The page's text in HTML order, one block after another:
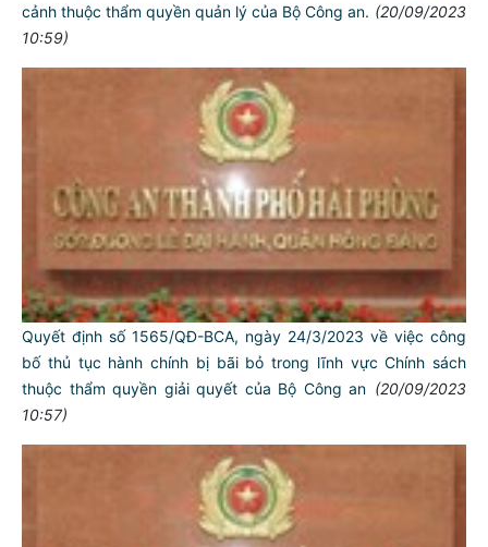
cảnh thuộc thẩm quyền quản lý của Bộ Công an. (20/09/2023
10:59)
Quyết định số 1565/QĐ-BCA, ngày 24/3/2023 về việc công
bố thủ tục hành chính bị bãi bỏ trong lĩnh vực Chính sách
thuộc thẩm quyền giải quyết của Bộ Công an (20/09/2023
10:57)